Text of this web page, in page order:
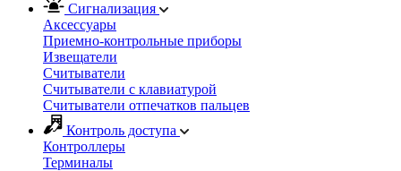
Сигнализация
Аксессуары
Приемно-контрольные приборы
Извещатели
Считыватели
Cчитыватели с клавиатурой
Cчитыватели отпечатков пальцев
Контроль доступа
Контроллеры
Терминалы